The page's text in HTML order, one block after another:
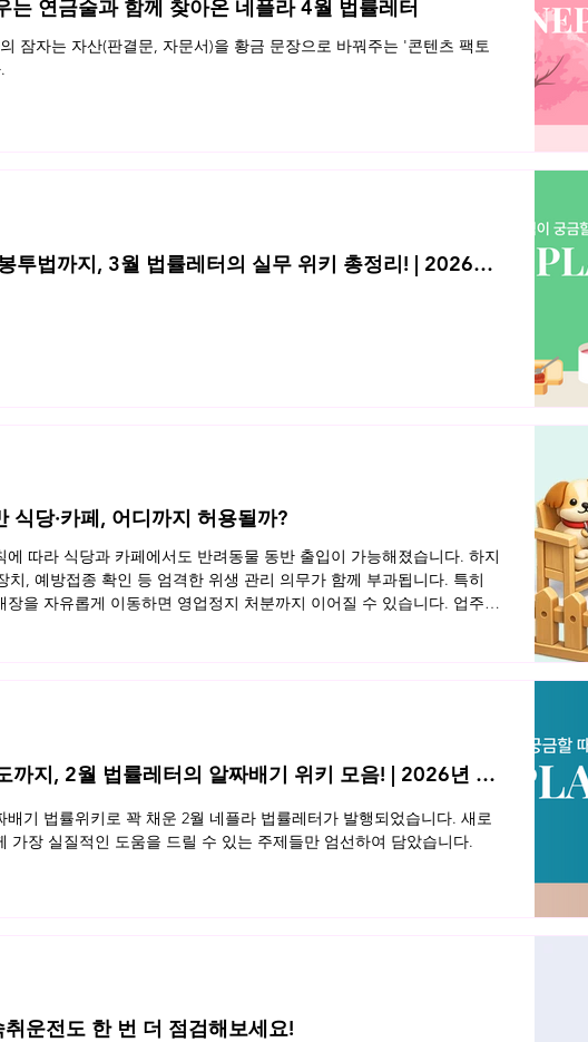
는 연금술과 함께 찾아온 네플라 4월 법률레터
잠자는 자산(판결문, 자문서)을 황금 문장으로 바꿔주는 '콘텐츠 팩토
투법까지, 3월 법률레터의 실무 위키 총정리! | 2026년
식당·카페, 어디까지 허용될까?
에 따라 식당과 카페에서도 반려동물 동반 출입이 가능해졌습니다. 하지
치, 예방접종 확인 등 엄격한 위생 관리 의무가 함께 부과됩니다. 특히
을 자유롭게 이동하면 영업정지 처분까지 이어질 수 있습니다. 업주와
까지, 2월 법률레터의 알짜배기 위키 모음! | 2026년 2
기 법률위키로 꽉 채운 2월 네플라 법률레터가 발행되었습니다. 새로
가장 실질적인 도움을 드릴 수 있는 주제들만 엄선하여 담았습니다.
운전도 한 번 더 점검해보세요!